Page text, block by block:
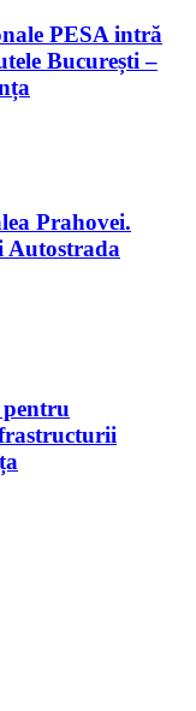
PESA intră
București –
Prahovei.
Autostrada